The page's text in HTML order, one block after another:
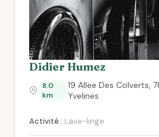
Didier Humez
8.0
km
19 Allee Des Colverts,
Yvelines
Activité : Lave-linge